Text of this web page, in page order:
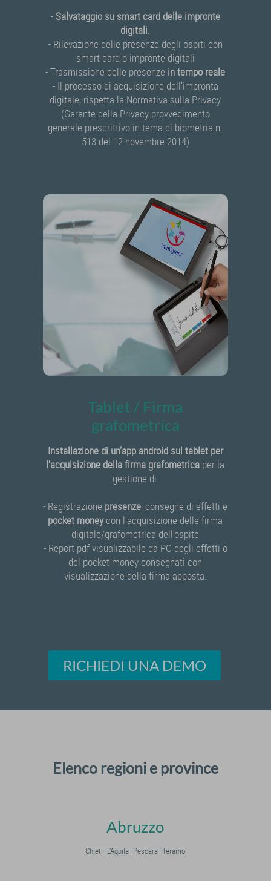
- Salvataggio su smart card delle impronte
digitali.
- Rilevazione delle presenze degli ospiti con
smart card o impronte digitali
- Trasmissione delle presenze in tempo reale
- Il processo di acquisizione dell’impronta
digitale, rispetta la Normativa sulla Privacy
(Garante della Privacy provvedimento
generale prescrittivo in tema di biometria n.
513 del 12 novembre 2014)
Tablet / Firma
grafometrica
Installazione di un’app android sul tablet per
l'acquisizione della firma grafometrica per la
gestione di:
- Registrazione presenze, consegne di effetti e
pocket moneycon l'acquisizione delle firma
digitale/grafometrica dell’ospite
- Report pdf visualizzabile da PC degli effetti o
del pocket money consegnati con
visualizzazione della firma apposta.
RICHIEDI UNA DEMO
Elenco regioni e province
Abruzzo
Chieti L'Aquila Pescara Teramo